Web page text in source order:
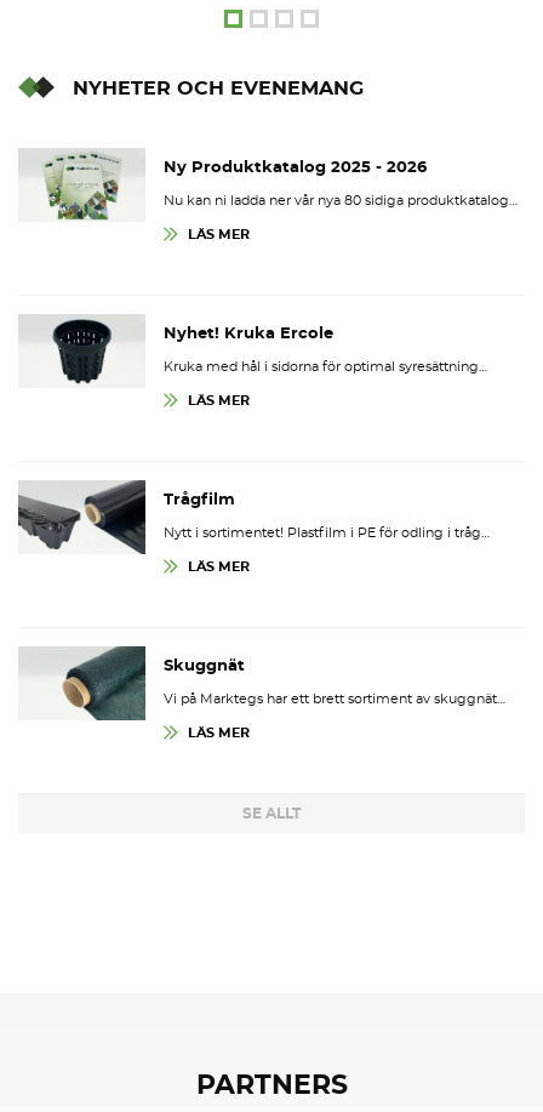
NYHETER OCH EVENEMANG
Ny Produktkatalog 2025 - 2026
Nu kan ni ladda ner vår nya 80 sidiga produktkatalog…
LÄS MER
Nyhet! Kruka Ercole
Kruka med hål i sidorna för optimal syresättning…
LÄS MER
Trågfilm
Nytt i sortimentet! Plastfilm i PE för odling i tråg…
LÄS MER
Skuggnät
Vi på Marktegs har ett brett sortiment av skuggnät…
LÄS MER
SE ALLT
PARTNERS